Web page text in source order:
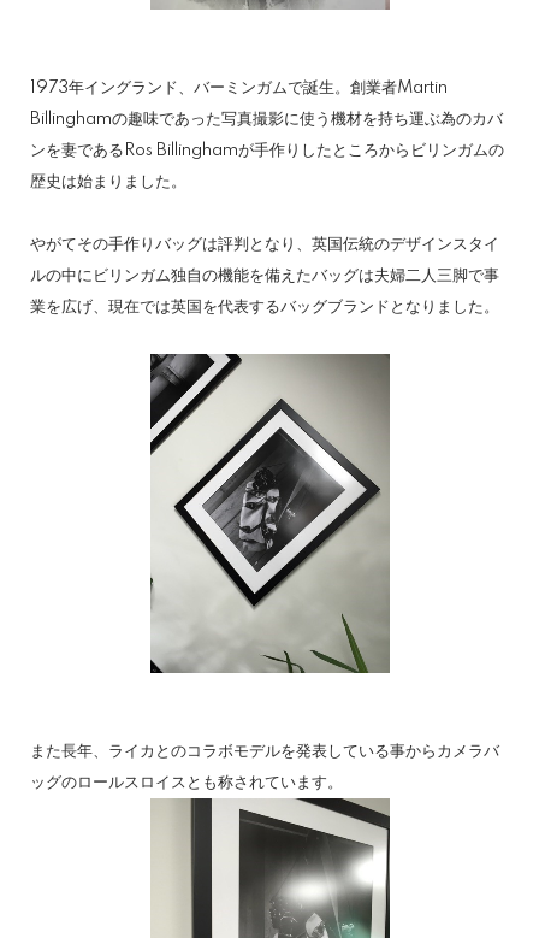
1973年イングランド、バーミンガムで誕生。創業者Martin
Billinghamの趣味であった写真撮影に使う機材を持ち運ぶ為のカバ
ンを妻であるRos Billinghamが手作りしたところからビリンガムの
歴史は始まりました。
やがてその手作りバッグは評判となり、英国伝統のデザインスタイ
ルの中にビリンガム独自の機能を備えたバッグは夫婦二人三脚で事
業を広げ、現在では英国を代表するバッグブランドとなりました。
また長年、ライカとのコラボモデルを発表している事からカメラバ
ッグのロールスロイスとも称されています。